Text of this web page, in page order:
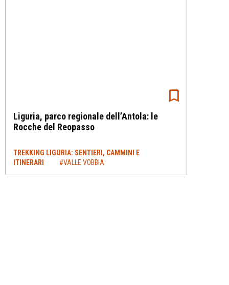
Liguria, parco regionale dell’Antola: le
Rocche del Reopasso
TREKKING LIGURIA: SENTIERI, CAMMINI E
ITINERARI
#VALLE VOBBIA